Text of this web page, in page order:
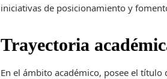
iniciativas de posicionamiento y
Trayectoria
En el ámbito académico, posee el título